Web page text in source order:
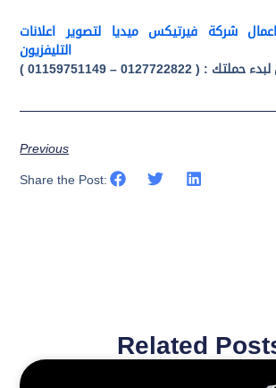
شركة فيرتيكس ميديا لتصوير اعلانات
التليفزيون
: ( 0127722822 – 01159751149 )
Previous
Share the Post:
Related